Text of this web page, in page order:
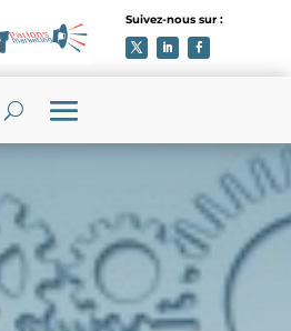
Suivez-nous sur :